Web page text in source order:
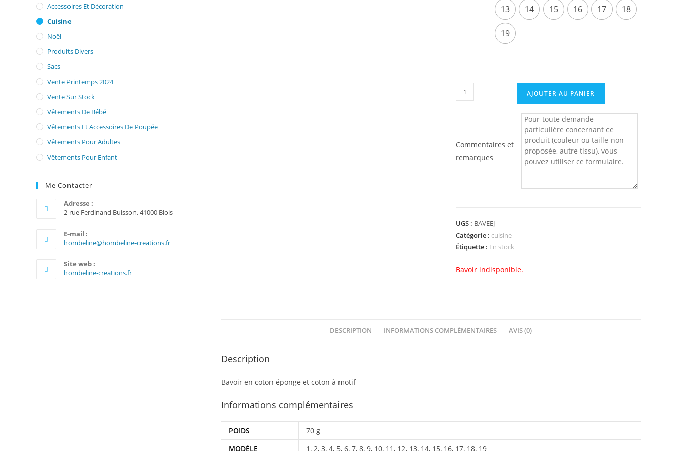
13 14 15 16 17 18
19
quantité
de
AJOUTER AU PANIER
Commentaires et
remarques
UGS : BAVEEJ
Catégorie : cuisine
Étiquette : En stock
Bavoir indisponible.
DESCRIPTION INFORMATIONS COMPLÉMENTAIRES AVIS (0)
Description
Bavoir en coton éponge et coton à motif
Informations complémentaires
POIDS
70 g
MODÈLE
1, 2, 3, 4, 5, 6, 7, 8, 9, 10, 11, 12, 13, 14, 15, 16, 17, 18, 19
Accessoires Et Décoration
Cuisine
Noël
Produits Divers
Sacs
Vente Printemps 2024
Vente Sur Stock
Vêtements De Bébé
Vêtements Et Accessoires De Poupée
Vêtements Pour Adultes
Vêtements Pour Enfant
Me Contacter
Adresse :
2 rue Ferdinand Buisson, 41000 Blois
E-mail :
hombeline@hombeline-creations.frS’ouvre
Site web :
hombeline-creations.fr